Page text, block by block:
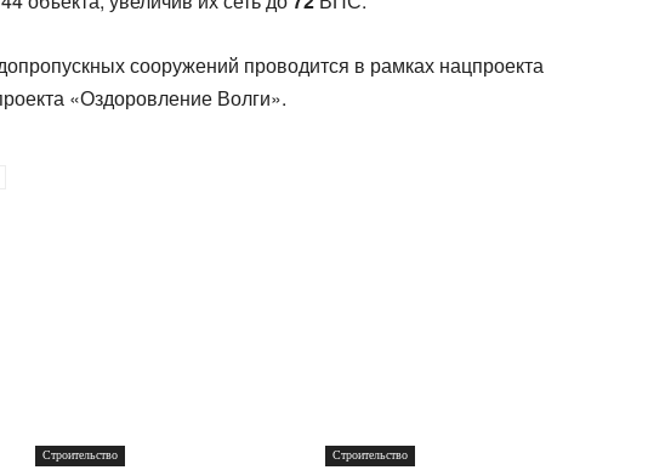
сооружений проводится в рамках нацпроекта
«Оздоровление Волги».
Строительство Строительство